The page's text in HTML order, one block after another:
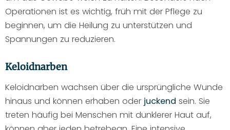
Operationen ist es wichtig, früh mit der Pflege zu
beginnen, um die Heilung zu unterstützen und
Spannungen zu reduzieren.
Keloidnarben
Keloidnarben wachsen über die ursprüngliche Wunde
hinaus und können erhaben oder juckend sein. Sie
treten häufig bei Menschen mit dunklerer Haut auf,